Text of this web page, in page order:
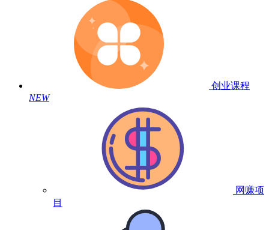
创业课程
NEW
网赚项
目